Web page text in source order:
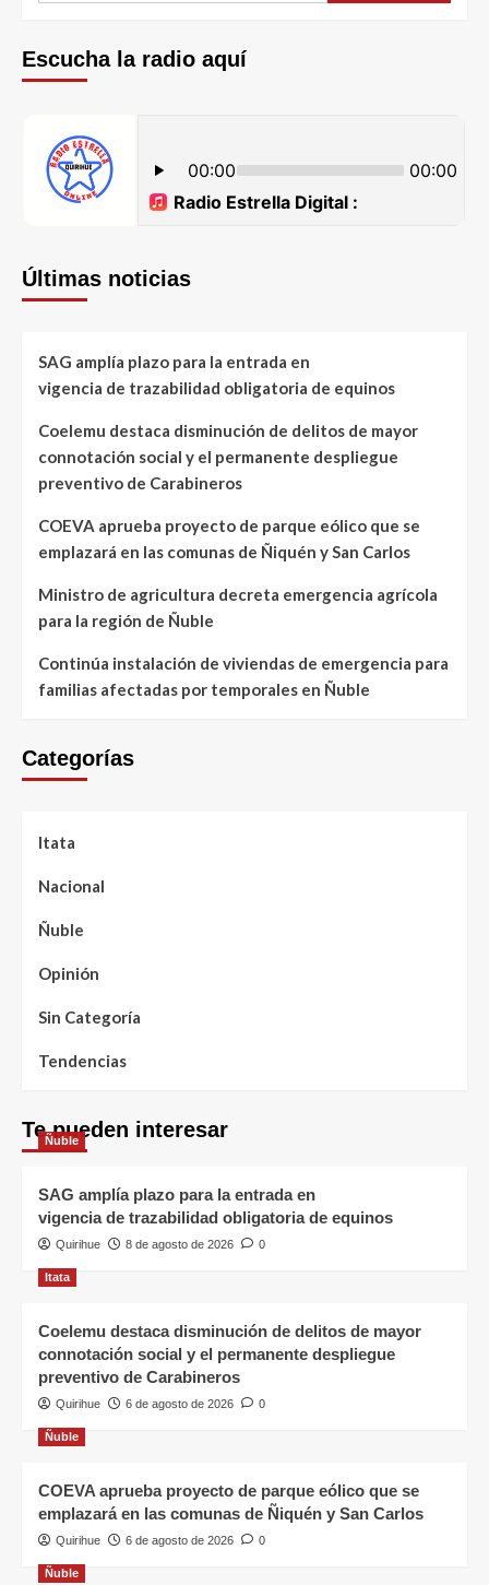
Escucha la radio aquí
Últimas noticias
SAG amplía plazo para la entrada en
vigencia de trazabilidad obligatoria de equinos
Coelemu destaca disminución de delitos de mayor
connotación social y el permanente despliegue
preventivo de Carabineros
COEVA aprueba proyecto de parque eólico que se
emplazará en las comunas de Ñiquén y San Carlos
Ministro de agricultura decreta emergencia agrícola
para la región de Ñuble
Continúa instalación de viviendas de emergencia para
familias afectadas por temporales en Ñuble
Categorías
Itata
Nacional
Ñuble
Opinión
Sin Categoría
Tendencias
Te pueden interesar
Ñuble
SAG amplía plazo para la entrada en
vigencia de trazabilidad obligatoria de equinos
Quirihue 8 de agosto de 2026 0
Itata
Coelemu destaca disminución de delitos de mayor
connotación social y el permanente despliegue
preventivo de Carabineros
Quirihue 6 de agosto de 2026 0
Ñuble
COEVA aprueba proyecto de parque eólico que se
emplazará en las comunas de Ñiquén y San Carlos
Quirihue 6 de agosto de 2026 0
Ñuble